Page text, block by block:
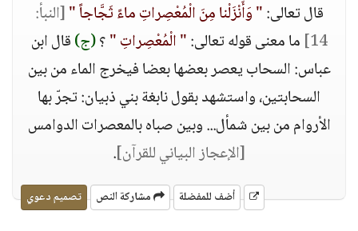
قال تعالى:" وَأَنْزَلْنا مِنَ الْمُعْصِراتِ ماءً ثَجَّاجاً "[النبأ:
14] ما معنى قوله تعالى:" الْمُعْصِراتِ "؟(ج)قال ابن
عباس: السحاب يعصر بعضها بعضا فيخرج الماء من بين
السحابتين، واستشهد بقول نابغة بني ذبيان: تجرّ بها
الأروام من بين شمأل... وبين صباه بالمعصرات الدوامس
[الإعجاز البياني للقرآن].
أضف للمفضلة مشاركة النص تصميم دعوي